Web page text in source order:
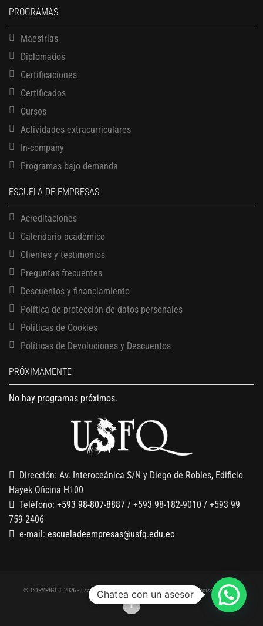
PROGRAMAS
Maestrías
Diplomados
Certificaciones
Certificados
Cursos
Actividades extracurriculares
In-company
Programas bajo demanda
ESCUELA DE EMPRESAS
Acreditaciones
Calendario académico
Clientes y testimonios
Preguntas frecuentes
Descuentos y financiamiento
Política de protección de datos personales
Políticas de Cookies
Políticas de Devoluciones y Descuentos
PRÓXIMAMENTE
No hay programas próximos.
Dirección: Av. Interoceánica S/N y Diego de Robles, Edificio
Hayek Oficina H100
Teléfono: +593 98-807-8887 / +593 98-182-9010 / +593 99
759 2406
e-mail: escueladeempresas@usfq.edu.ec
© COPYRIGHT 2026 - Escuela de Empresas de la Universidad San Francisco de Quito
Chatea con un asesor